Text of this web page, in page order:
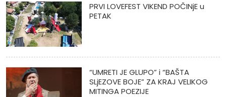
PRVI LOVEFEST VIKEND POČINjE u
PETAK
“UMRETI JE GLUPO” i “BAŠTA
SLjEZOVE BOJE” ZA KRAJ VELIKOG
MITINGA POEZIJE